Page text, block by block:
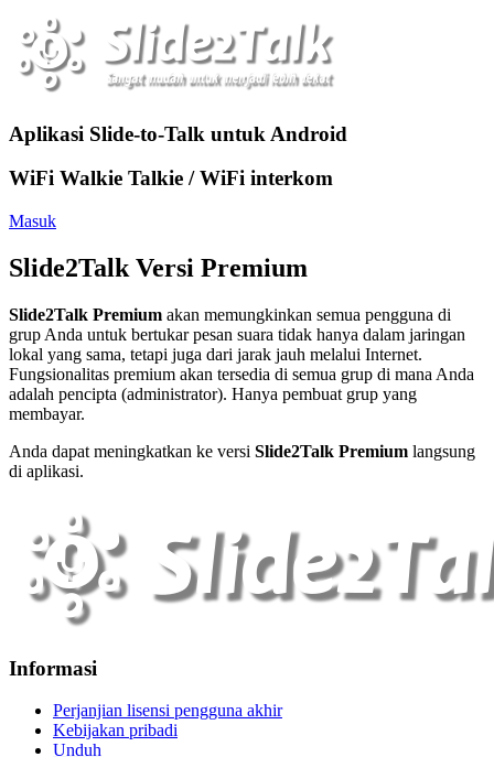
Aplikasi Slide-to-Talk untuk Android
WiFi Walkie Talkie / WiFi interkom
Masuk
Slide2Talk Versi Premium
Slide2Talk Premium akan memungkinkan semua pengguna di
grup Anda untuk bertukar pesan suara tidak hanya dalam jaringan
lokal yang sama, tetapi juga dari jarak jauh melalui Internet.
Fungsionalitas premium akan tersedia di semua grup di mana Anda
adalah pencipta (administrator). Hanya pembuat grup yang
membayar.
Anda dapat meningkatkan ke versi Slide2Talk Premium langsung
di aplikasi.
Informasi
Perjanjian lisensi pengguna akhir
Kebijakan pribadi
Unduh